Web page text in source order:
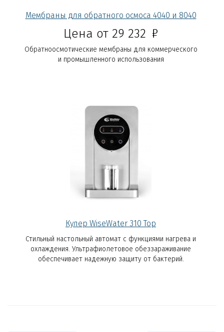
Мембраны для обратного осмоса 4040 и 8040
Цена от 29 232 Р
Обратноосмотические мембраны для коммерческого
и промышленного использования
Кулер WiseWater 310 Top
Стильный настольный автомат с функциями нагрева и
охлаждения. Ультрафиолетовое обеззараживание
обеспечивает надежную защиту от бактерий.